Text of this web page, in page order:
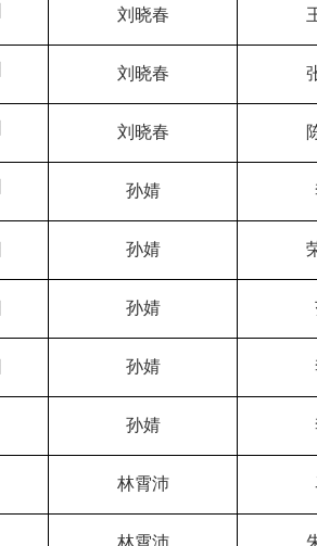
刘晓春
刘晓春
刘晓春
孙婧
孙婧
孙婧
孙婧
孙婧
林霄沛
林霄沛